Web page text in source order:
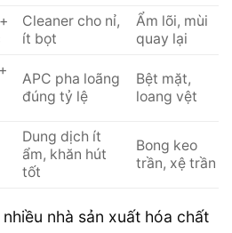
Cleaner cho nỉ,
ít bọt
Ẩm lõi, mùi
quay lại
APC pha loãng
đúng tỷ lệ
Bệt mặt,
loang vệt
Dung dịch ít
ẩm, khăn hút
tốt
Bong keo
trần, xệ trần
nhà sản xuất hóa chất